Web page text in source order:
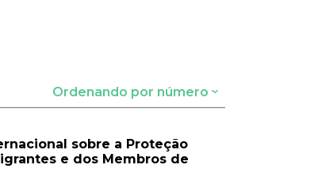
Ordenando por número
sobre a Proteção
e dos Membros de